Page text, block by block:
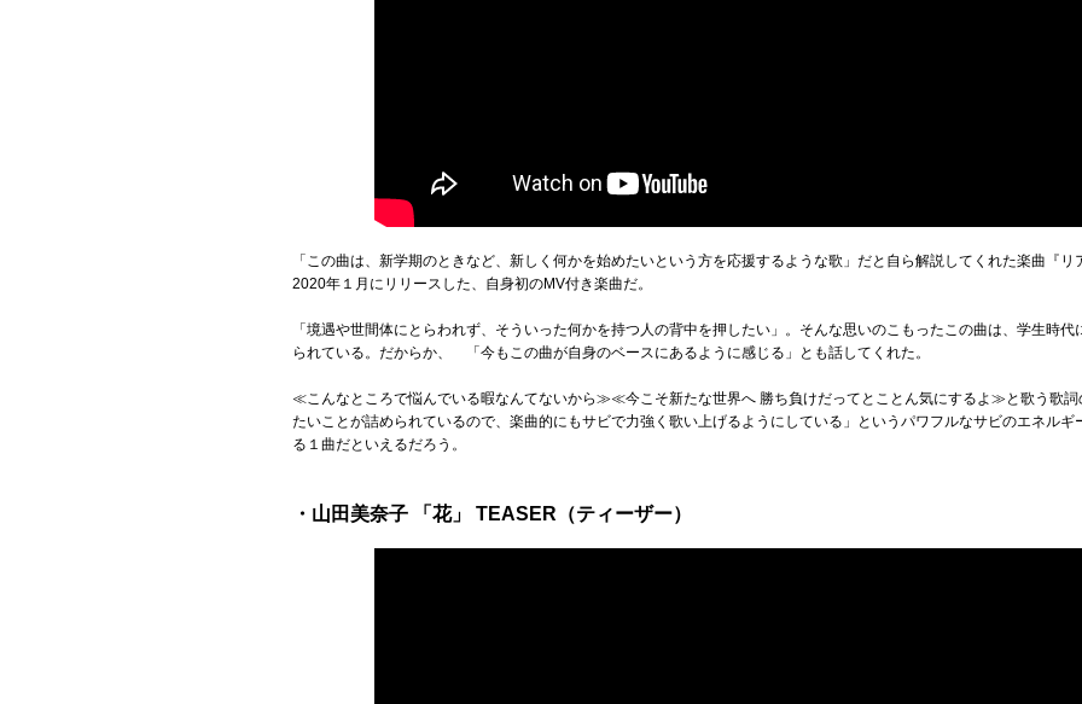
「この曲は、新学期のときなど、新しく何かを始めたいという方を応援するような歌」だと自ら解説してくれた楽曲『リ
2020年１月にリリースした、自身初のMV付き楽曲だ。
「境遇や世間体にとらわれず、そういった何かを持つ人の背中を押したい」。そんな思いのこもったこの曲は、学生時
られている。だからか、 「今もこの曲が自身のベースにあるように感じる」とも話してくれた。
≪こんなところで悩んでいる暇なんてないから≫≪今こそ新たな世界へ 勝ち負けだってとことん気にするよ≫と歌う歌詞
たいことが詰められているので、楽曲的にもサビで力強く歌い上げるようにしている」というパワフルなサビのエネル
る１曲だといえるだろう。
・山田美奈子 「花」 TEASER（ティーザー）